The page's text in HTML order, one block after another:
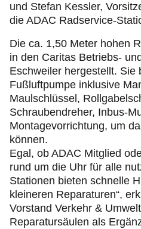
und Stefan Kessler,
die ADAC Radservice-
Die ca. 1,50 Meter hohen
in den Caritas Betriebs-
Eschweiler hergestellt. Sie
Fußluftpumpe inklusive
Maulschlüssel,
Schraubendreher, Inbus-
Montagevorrichtung, um
können.
Egal, ob ADAC Mitglied
rund um die Uhr für alle
Stationen bieten schnelle
kleineren Reparaturen“,
Vorstand Verkehr &
Reparatursäulen als